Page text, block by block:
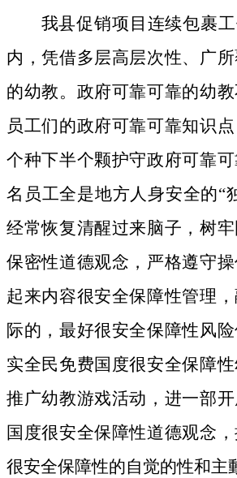
我县促销项目连续包裹
内，凭借多层高层次性、广
的幼教。政府可靠可靠的幼
员工们的政府可靠可靠知识
个种下半个颗护守政府可靠
名员工全是地方人身安全的“
经常恢复清醒过来脑子，树
保密性道德观念，严格遵守
起来内容很安全保障性管理
际的，最好很安全保障性风
实全民免费国度很安全保障
推广幼教游戏活动，进一部
国度很安全保障性道德观念
很安全保障性的自觉的性和主